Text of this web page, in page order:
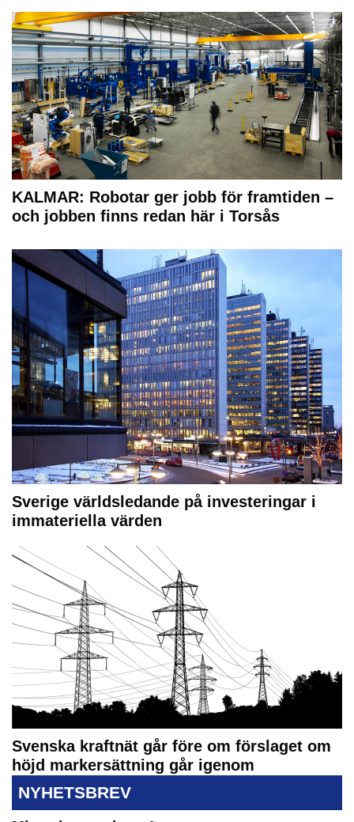
KALMAR: Robotar ger jobb för framtiden –
och jobben finns redan här i Torsås
Sverige världsledande på investeringar i
immateriella värden
Svenska kraftnät går före om förslaget om
höjd markersättning går igenom
NYHETSBREV